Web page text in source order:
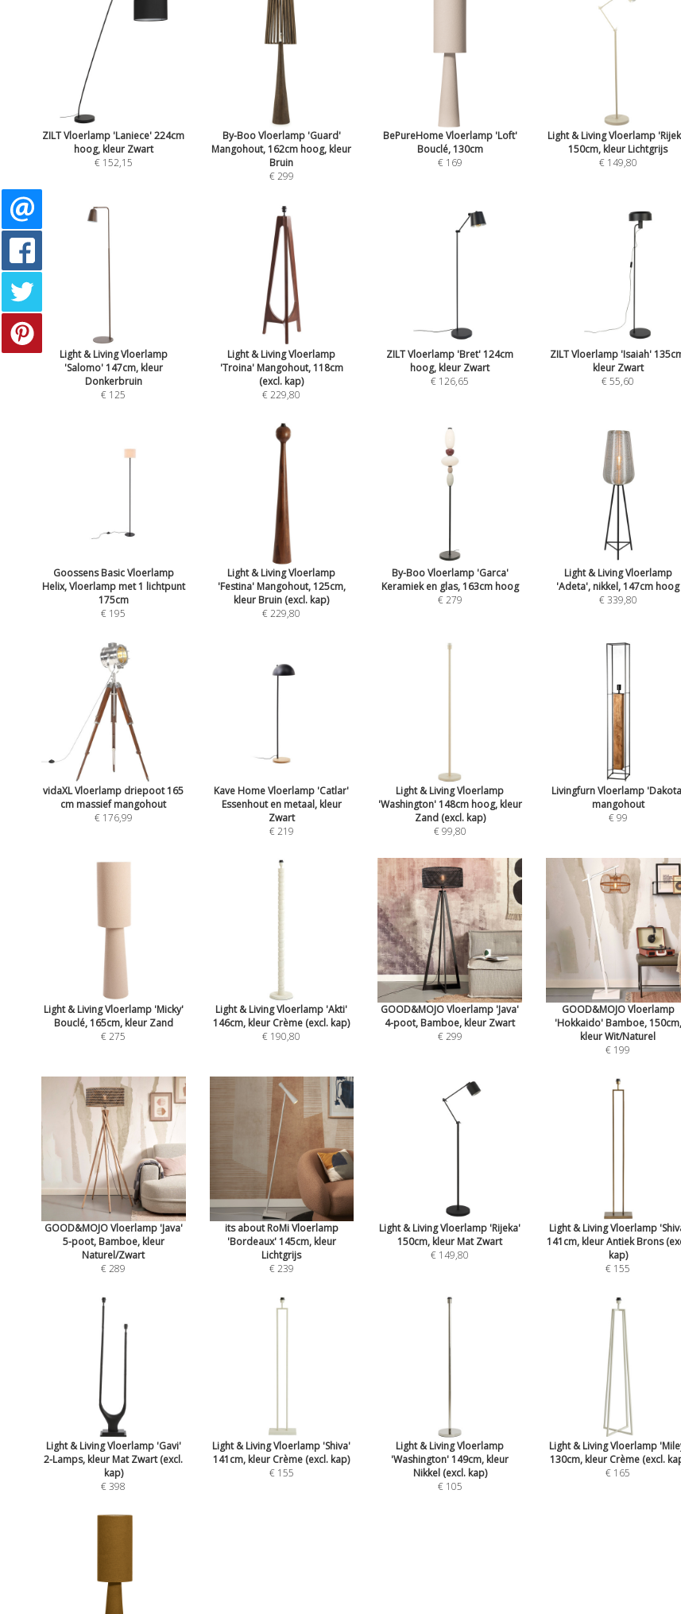
ZILT Vloerlamp 'Laniece' 224cm
hoog, kleur Zwart
€ 152,15
By-Boo Vloerlamp 'Guard'
Mangohout, 162cm hoog, kleur
Bruin
€ 299
BePureHome Vloerlamp 'Loft'
Bouclé, 130cm
€ 169
Light & Living Vloerlamp
150cm, kleur Lichtgrijs
€ 149,80
Light & Living Vloerlamp
'Salomo' 147cm, kleur
Donkerbruin
€ 125
Light & Living Vloerlamp
'Troina' Mangohout, 118cm
(excl. kap)
€ 229,80
ZILT Vloerlamp 'Bret' 124cm
hoog, kleur Zwart
€ 126,65
ZILT Vloerlamp 'Isaiah'
kleur Zwart
€ 55,60
Goossens Basic Vloerlamp
Helix, Vloerlamp met 1 lichtpunt
175cm
€ 195
Light & Living Vloerlamp
'Festina' Mangohout, 125cm,
kleur Bruin (excl. kap)
€ 229,80
By-Boo Vloerlamp 'Garca'
Keramiek en glas, 163cm hoog
€ 279
Light & Living Vloerlamp
'Adeta', nikkel, 147cm hoog
€ 339,80
vidaXL Vloerlamp driepoot 165
cm massief mangohout
€ 176,99
Kave Home Vloerlamp 'Catlar'
Essenhout en metaal, kleur
Zwart
€ 219
Light & Living Vloerlamp
'Washington' 148cm hoog, kleur
Zand (excl. kap)
€ 99,80
Livingfurn Vloerlamp
mangohout
€ 99
Light & Living Vloerlamp 'Micky'
Bouclé, 165cm, kleur Zand
€ 275
Light & Living Vloerlamp 'Akti'
146cm, kleur Crème (excl. kap)
€ 190,80
GOOD&MOJO Vloerlamp 'Java'
4-poot, Bamboe, kleur Zwart
€ 299
GOOD&MOJO Vloerlamp
'Hokkaido' Bamboe, 150cm,
kleur Wit/Naturel
€ 199
GOOD&MOJO Vloerlamp 'Java'
5-poot, Bamboe, kleur
Naturel/Zwart
€ 289
its about RoMi Vloerlamp
'Bordeaux' 145cm, kleur
Lichtgrijs
€ 239
Light & Living Vloerlamp 'Rijeka'
150cm, kleur Mat Zwart
€ 149,80
Light & Living Vloerlamp
141cm, kleur Antiek Brons
kap)
€ 155
Light & Living Vloerlamp 'Gavi'
2-Lamps, kleur Mat Zwart (excl.
kap)
€ 398
Light & Living Vloerlamp 'Shiva'
141cm, kleur Crème (excl. kap)
€ 155
Light & Living Vloerlamp
'Washington' 149cm, kleur
Nikkel (excl. kap)
€ 105
Light & Living Vloerlamp
130cm, kleur Crème (excl.
€ 165